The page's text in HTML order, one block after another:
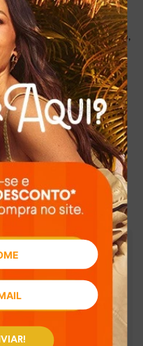
pés com leveza e
e a textura
glamour e feminilidade,
mulheres que buscam
fechamento em fivela
Seja para
dia, essa sandália irá te
Invista em um calçado
seus looks em